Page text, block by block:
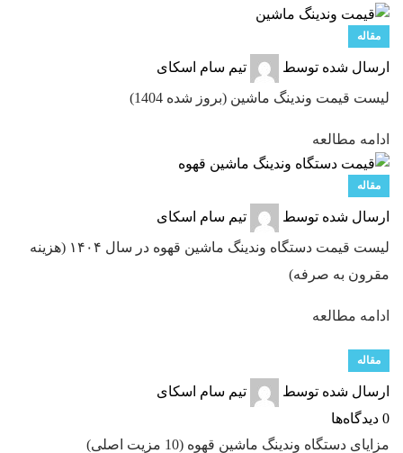
مقاله
ارسال شده توسط تیم سام اسکای
لیست قیمت وندینگ ماشین (بروز شده 1404)
ادامه مطالعه
مقاله
ارسال شده توسط تیم سام اسکای
لیست قیمت دستگاه وندینگ ماشین قهوه در سال ۱۴۰۴ (هزینه
مقرون به صرفه)
ادامه مطالعه
مقاله
ارسال شده توسط
تیم سام اسکای
0 دیدگاه‌ها
مزایای دستگاه وندینگ ماشین قهوه (10 مزیت اصلی)